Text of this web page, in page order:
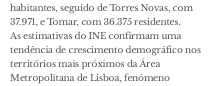
habitantes, seguido de Torres Novas, com
37.971, e Tomar, com 36.375 residentes.
As estimativas do INE confirmam uma
tendência de crescimento demográfico nos
territórios mais próximos da Área
Metropolitana de Lisboa, fenómeno